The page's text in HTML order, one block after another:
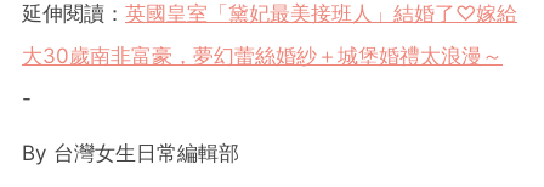
延伸閱讀： 英國皇室「黛妃最美接班人」結婚了♡嫁給
大30歲南非富豪，夢幻蕾絲婚紗＋城堡婚禮太浪漫～
-
By 台灣女生日常編輯部